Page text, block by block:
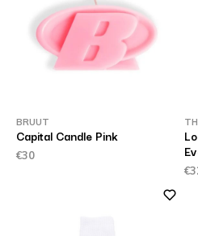
BRUUT
Capital Candle Pink
€30